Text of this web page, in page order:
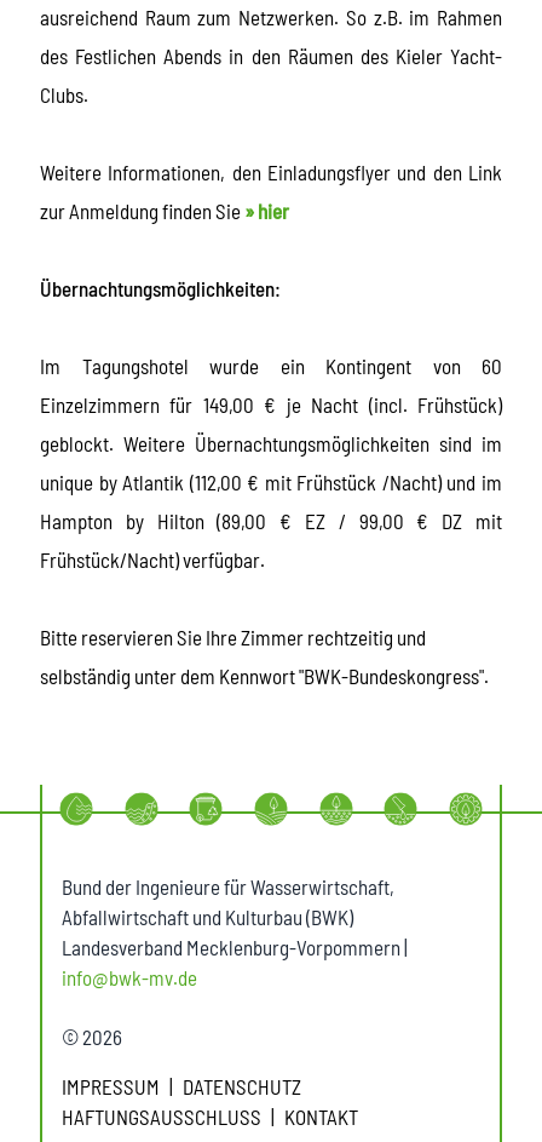
ausreichend Raum zum Netzwerken. So z.B. im Rahmen
des Festlichen Abends in den Räumen des Kieler Yacht-
Clubs.
Weitere Informationen, den Einladungsflyer und den Link
zur Anmeldung finden Sie » hier
Übernachtungsmöglichkeiten:
Im Tagungshotel wurde ein Kontingent von 60
Einzelzimmern für 149,00 € je Nacht (incl. Frühstück)
geblockt. Weitere Übernachtungsmöglichkeiten sind im
unique by Atlantik (112,00 € mit Frühstück /Nacht) und im
Hampton by Hilton (89,00 € EZ / 99,00 € DZ mit
Frühstück/Nacht) verfügbar.
Bitte reservieren Sie Ihre Zimmer rechtzeitig und
selbständig unter dem Kennwort "BWK-Bundeskongress".
Bund der Ingenieure für Wasserwirtschaft,
Abfallwirtschaft und Kulturbau (BWK)
Landesverband Mecklenburg-Vorpommern |
info@bwk-mv.de
© 2026
IMPRESSUM
DATENSCHUTZ
HAFTUNGSAUSSCHLUSS
KONTAKT